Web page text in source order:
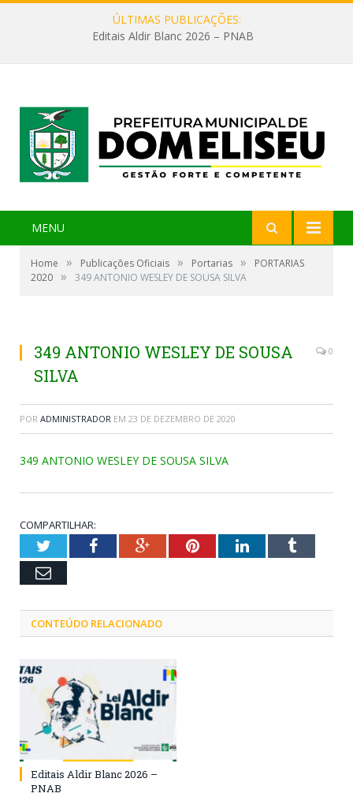
ÚLTIMAS PUBLICAÇÕES:
Editais Aldir Blanc 2026 – PNAB
MENU
Home » Publicações Oficiais » Portarias »
PORTARIAS
2020 » 349 ANTONIO WESLEY DE SOUSA SILVA
349 ANTONIO WESLEY DE SOUSA
SILVA
0
POR ADMINISTRADOR EM 23 DE DEZEMBRO DE 2020
349 ANTONIO WESLEY DE SOUSA SILVA
COMPARTILHAR:
TwitterFacebookGoogle+PinterestLinkedInTumblr
Email
CONTEÚDO RELACIONADO
Editais Aldir Blanc 2026 –
PNAB